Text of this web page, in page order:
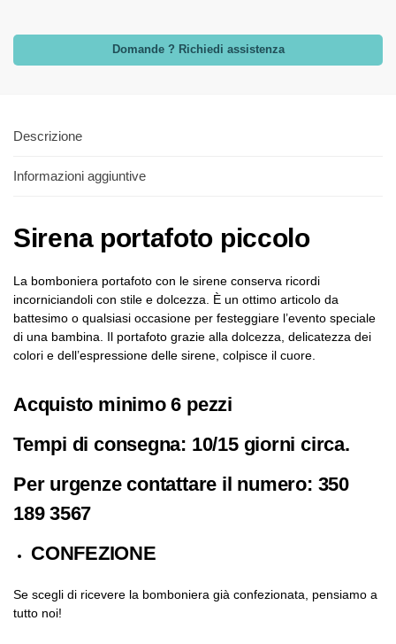
Domande ? Richiedi assistenza
Descrizione
Informazioni aggiuntive
Sirena portafoto piccolo
La bomboniera portafoto con le sirene conserva ricordi
incorniciandoli con stile e dolcezza. È un ottimo articolo da
battesimo o qualsiasi occasione per festeggiare l’evento speciale
di una bambina. Il portafoto grazie alla dolcezza, delicatezza dei
colori e dell’espressione delle sirene, colpisce il cuore.
Acquisto minimo 6 pezzi
Tempi di consegna: 10/15 giorni circa.
Per urgenze contattare il numero: 350
189 3567
CONFEZIONE
Se scegli di ricevere la bomboniera già confezionata, pensiamo a
tutto noi!